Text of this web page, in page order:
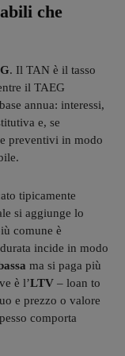
che
. Il TAN è il tasso
il TAEG
annua: interessi,
e, se
preventivi in modo
tipicamente
si aggiunge lo
comune è
incide in modo
ma si paga più
è l’LTV – loan to
e prezzo o valore
comporta